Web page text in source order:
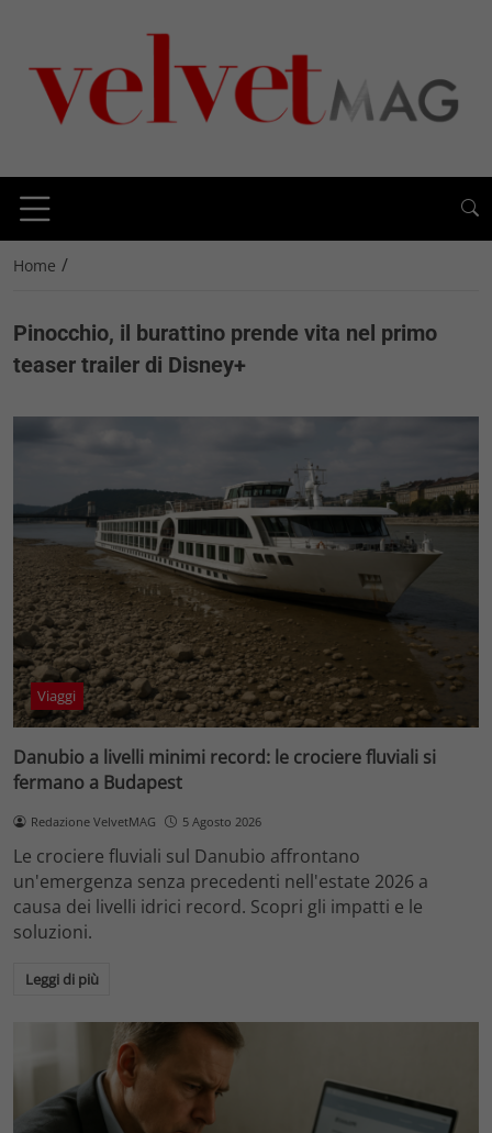
Home /
Pinocchio, il burattino prende vita nel primo
teaser trailer di Disney+
Viaggi
Danubio a livelli minimi record: le crociere fluviali si
fermano a Budapest
Redazione VelvetMAG 5 Agosto 2026
Le crociere fluviali sul Danubio affrontano
un'emergenza senza precedenti nell'estate 2026 a
causa dei livelli idrici record. Scopri gli impatti e le
soluzioni.
Leggi di più